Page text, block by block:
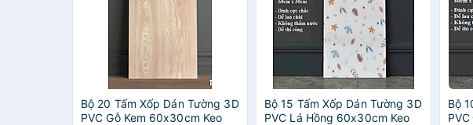
Bộ 20 Tấm Xốp Dán Tường 3D
PVC Gỗ Kem 60x30cm Keo
Bộ 15 Tấm Xốp Dán Tường 3D
PVC Lá Hồng 60x30cm Keo
Bộ